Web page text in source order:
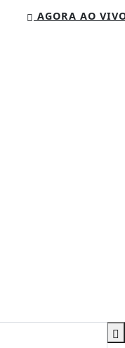
AGORA AO